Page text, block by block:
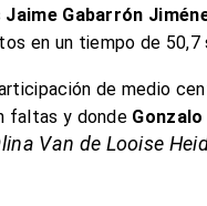
Jaime Gabarrón
en un tiempo de
de medio
faltas y donde
Van de Looise